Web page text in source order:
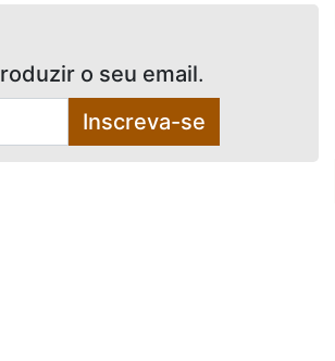
o seu email.
Inscreva-se